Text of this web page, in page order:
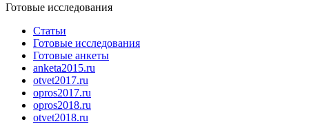
Готовые исследования
Статьи
Готовые исследования
Готовые анкеты
anketa2015.ru
otvet2017.ru
opros2017.ru
opros2018.ru
otvet2018.ru